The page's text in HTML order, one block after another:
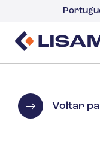
Voltar